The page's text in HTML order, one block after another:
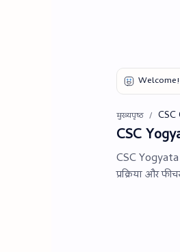
मुख्यपृष्ठ CSC
CSC
CSC
प्रक्रिया और